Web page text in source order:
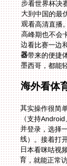
步看世界杯决
边看比赛一边
器带来的便捷
墨西哥，都能
海外看体
其实操作很简
（支持
并登录，选择
线）。接着打
日本看咪咕视
育，就能正常
赛，打开加速